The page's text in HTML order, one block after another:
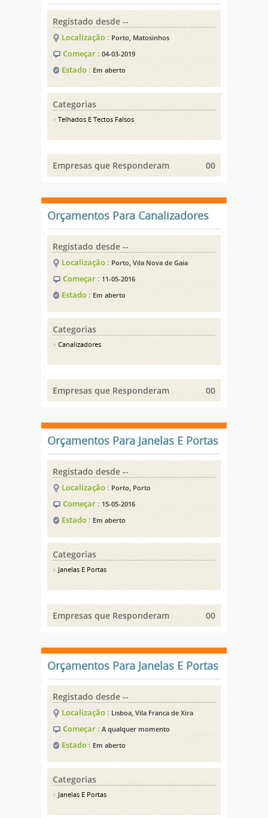
Registado desde --
Localização : Porto, Matosinhos
Começar : 04-03-2019
Estado : Em aberto
Categorias
Telhados E Tectos Falsos
Empresas que Responderam 00
Orçamentos Para Canalizadores
Registado desde --
Localização : Porto, Vila Nova de Gaia
Começar : 11-05-2016
Estado : Em aberto
Categorias
Canalizadores
Empresas que Responderam 00
Orçamentos Para Janelas E Portas
Registado desde --
Localização : Porto, Porto
Começar : 15-05-2016
Estado : Em aberto
Categorias
Janelas E Portas
Empresas que Responderam 00
Orçamentos Para Janelas E Portas
Registado desde --
Localização : Lisboa, Vila Franca de Xira
Começar : A qualquer momento
Estado : Em aberto
Categorias
Janelas E Portas